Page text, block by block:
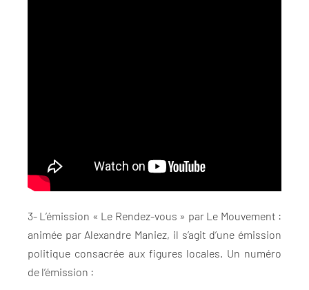
3- L’émission « Le Rendez-vous » par Le Mouvement :
animée par Alexandre Maniez, il s’agit d’une émission
politique consacrée aux figures locales. Un numéro
de l’émission :